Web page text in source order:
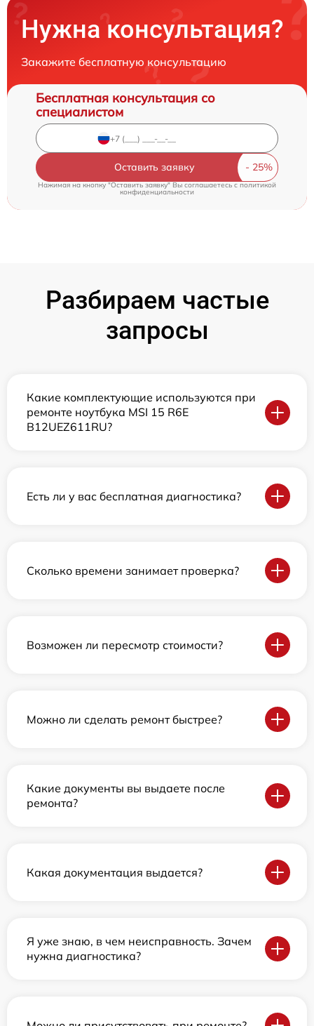
Нужна консультация?
Закажите бесплатную консультацию
Бесплатная консультация со
специалистом
Оставить заявку
Нажимая на кнопку "Оставить заявку" Вы соглашаетесь cполитикой
конфиденциальности
Разбираем частые
запросы
Какие комплектующие используются при
ремонте ноутбука MSI 15 R6E
B12UEZ611RU?
Есть ли у вас бесплатная диагностика?
Сколько времени занимает проверка?
Возможен ли пересмотр стоимости?
Можно ли сделать ремонт быстрее?
Какие документы вы выдаете после
ремонта?
Какая документация выдается?
Я уже знаю, в чем неисправность. Зачем
нужна диагностика?